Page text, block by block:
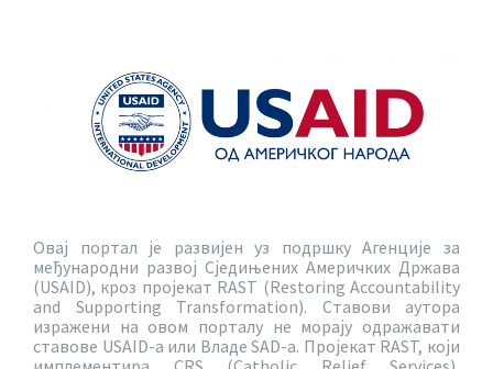
Овај портал је развијен уз подршку Агенције за
међународни развој Сједињених Америчких Држава
(USAID), кроз пројекат RAST (Restoring Accountability
and Supporting Transformation). Ставови аутора
изражени на овом порталу не морају одражавати
ставове USAID-a или Владе SAD-a. Пројекат RAST, који